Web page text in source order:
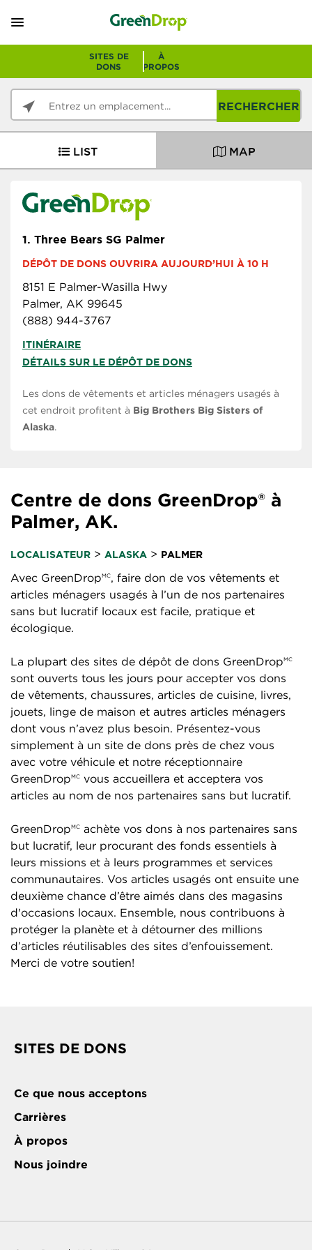
SITES DE
DONS
À
PROPOS
RECHERCHER
LIST MAP
1. Three Bears SG Palmer
DÉPÔT DE DONS OUVRIRA AUJOURD’HUI À 10 H
8151 E Palmer-Wasilla Hwy
Palmer, AK 99645
(888) 944-3767
ITINÉRAIRE
DÉTAILS SUR LE DÉPÔT DE DONS
Les dons de vêtements et articles ménagers usagés à
cet endroit profitent à Big Brothers Big Sisters of
Alaska.
Centre de dons GreenDrop® à
Palmer, AK.
LOCALISATEUR > ALASKA > PALMER
Avec GreenDropMC, faire don de vos vêtements et
articles ménagers usagés à l’un de nos partenaires
sans but lucratif locaux est facile, pratique et
écologique.
La plupart des sites de dépôt de dons GreenDropMC
sont ouverts tous les jours pour accepter vos dons
de vêtements, chaussures, articles de cuisine, livres,
jouets, linge de maison et autres articles ménagers
dont vous n’avez plus besoin. Présentez-vous
simplement à un site de dons près de chez vous
avec votre véhicule et notre réceptionnaire
GreenDropMC vous accueillera et acceptera vos
articles au nom de nos partenaires sans but lucratif.
GreenDropMC achète vos dons à nos partenaires sans
but lucratif, leur procurant des fonds essentiels à
leurs missions et à leurs programmes et services
communautaires. Vos articles usagés ont ensuite une
deuxième chance d’être aimés dans des magasins
d'occasions locaux. Ensemble, nous contribuons à
protéger la planète et à détourner des millions
d’articles réutilisables des sites d’enfouissement.
Merci de votre soutien!
SITES DE DONS
Ce que nous acceptons
Carrières
À propos
Nous joindre